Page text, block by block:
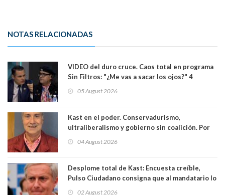
NOTAS RELACIONADAS
VIDEO del duro cruce. Caos total en programa
Sin Filtros: "¿Me vas a sacar los ojos?" 4
excarabinero que dejó ciego a Gustavo Gatica:
05 August 2026
Kast en el poder. Conservadurismo,
ultraliberalismo y gobierno sin coalición. Por
04 August 2026
Desplome total de Kast: Encuesta creíble,
Pulso Ciudadano consigna que al mandatario lo
02 August 2026